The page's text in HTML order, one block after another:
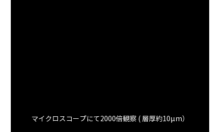
マイクロスコープにて2000倍観察 ( 層厚約10μm）